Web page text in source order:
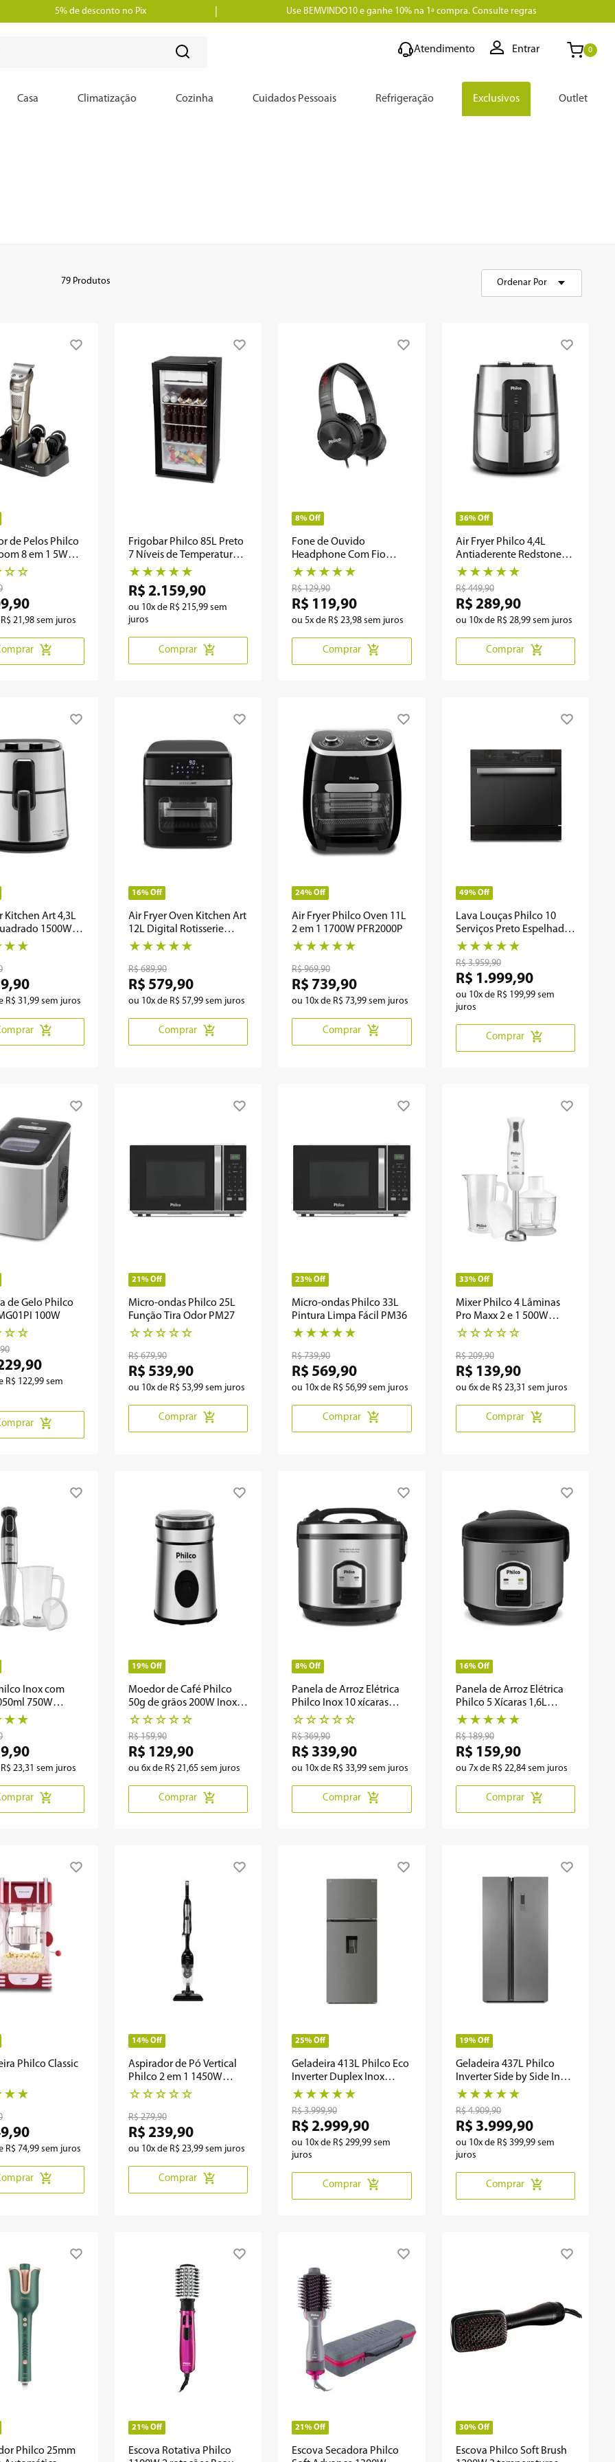
5% de desconto no Pix Use BEMVINDO10 e ganhe 10% na 1ª compra. Consulte regras
Atendimento Entrar 0
Casa Climatização Cozinha Cuidados Pessoais Refrigeração Exclusivos Outlet
79 Produtos Ordenar Por
de Pelos Philco
8 em 1 5W
☆ ☆
,90
R$ 21 ,98 sem juros
Frigobar Philco 85L Preto
7 Níveis de Temperatura
PFG105PG
★ ★ ★ ★ ★
R$ 2.159,90
ou 10x de R$ 215,99sem
juros
Comprar
8%Off
Fone de Ouvido
Headphone Com Fio
Philco Extreme PFO02P
★ ★ ★ ★ ★
R$ 129,90
R$ 119,90
ou 5x de R$ 23,98 sem juros
Comprar
36% Off
Air Fryer Philco 4,4L
Antiaderente Redstone
1500W PFR15PI
★ ★ ★ ★ ★
R$ 449,90
R$ 289,90
ou 10x de R$ 28,99sem juros
Comprar
Kitchen Art 4,3L
1500W
★ ★
,90
R$ 31 ,99 sem juros
16% Off
Air Fryer Oven Kitchen Art
12L Digital Rotisserie
KFR02
★ ★ ★ ★ ★
R$ 689,90
R$ 579,90
ou 10x de R$ 57,99sem juros
Comprar
24%Off
Air Fryer Philco Oven 11L
2 em 1 1700W PFR2000P
★ ★ ★ ★ ★
R$ 969,90
R$ 739,90
ou 10x de R$ 73,99 sem juros
Comprar
49% Off
Lava Louças Philco 10
Serviços Preto Espelhado
PLL10
★ ★ ★ ★ ★
R$ 3.959,90
R$ 1 .999,90
ou 10x de R$ 199,99sem
juros
Comprar
de Gelo Philco
100W
☆ ☆
90
,90
R$ 122,99 sem
21% Off
Micro-ondas Philco 25L
Função Tira Odor PM27
☆ ☆ ☆ ☆ ☆
R$ 679,90
R$ 539,90
ou 10x de R$ 53,99sem juros
Comprar
23%Off
Micro-ondas Philco 33L
Pintura Limpa Fácil PM36
★ ★ ★ ★ ★
R$ 739,90
R$ 569,90
ou 10x de R$ 56,99 sem juros
Comprar
33% Off
Mixer Philco 4 Lâminas
Pro Maxx 2 e 1 500W
PMX1000
☆ ☆ ☆ ☆ ☆
R$ 209,90
R$ 139,90
ou 6x de R$ 23,31 sem juros
Comprar
Inox com
750W
★ ★
,90
R$ 23,31 sem juros
19% Off
Moedor de Café Philco
50g de grãos 200W Inox
Grano Aroma
☆ ☆ ☆ ☆ ☆
R$ 159,90
R$ 129,90
ou 6x de R$ 21 ,65sem juros
Comprar
8%Off
Panela de Arroz Elétrica
Philco Inox 10 xícaras
PH10P
☆ ☆ ☆ ☆ ☆
R$ 369,90
R$ 339,90
ou 10x de R$ 33,99 sem juros
Comprar
16% Off
Panela de Arroz Elétrica
Philco 5 Xícaras 1,6L
PPAE01
★ ★ ★ ★ ★
R$ 189,90
R$ 159,90
ou 7x de R$ 22,84sem juros
Comprar
Philco Classic
★ ★
,90
R$ 74,99 sem juros
14% Off
Aspirador de Pó Vertical
Philco 2 em 1 1450W
PAS1600P
☆ ☆ ☆ ☆ ☆
R$ 279,90
R$ 239,90
ou 10x de R$ 23,99sem juros
Comprar
25%Off
Geladeira 413L Philco Eco
Inverter Duplex Inox
PRF501TI
★ ★ ★ ★ ★
R$ 3.999,90
R$ 2.999,90
ou 10x de R$ 299,99 sem
juros
Comprar
19% Off
Geladeira 437L Philco
Inverter Side by Side Inox
PRF535I
★ ★ ★ ★ ★
R$ 4.909,90
R$ 3.999,90
ou 10x de R$ 399,99sem
juros
Comprar
Philco 25mm
21% Off
Escova Rotativa Philco
21%Off
Escova Secadora Philco
30% Off
Escova Philco Soft Brush